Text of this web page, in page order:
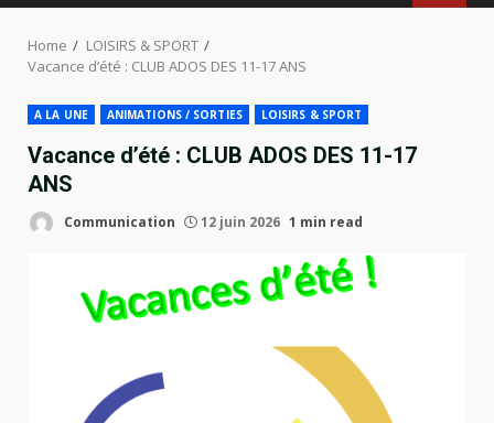
Home
LOISIRS & SPORT
Vacance d’été : CLUB ADOS DES 11-17 ANS
A LA UNE ANIMATIONS / SORTIES LOISIRS & SPORT
Vacance d’été : CLUB ADOS DES 11-17
ANS
Communication 12 juin 2026 1 min read